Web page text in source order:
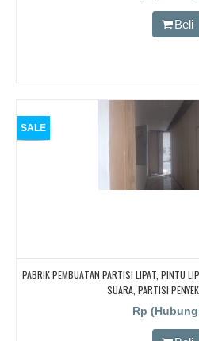
Beli
SALE
PABRIK PEMBUATAN PARTISI LIPAT, PINTU
SUARA, PARTISI
Rp